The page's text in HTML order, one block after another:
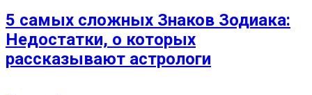
5 самых сложных Знаков Зодиака:
Недостатки, о которых
рассказывают астрологи